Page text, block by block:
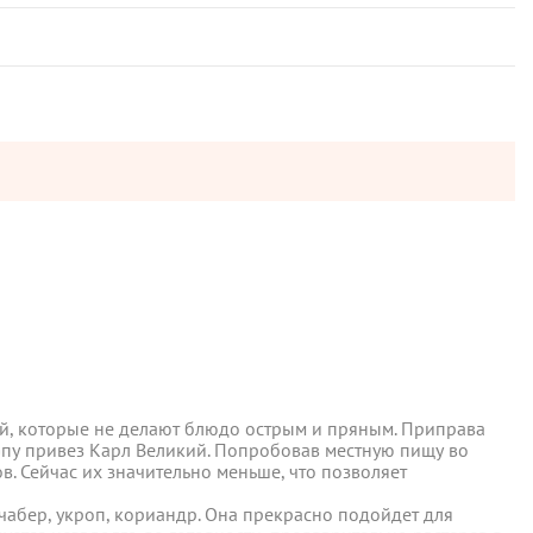
которые не делают блюдо острым и пряным. Приправа
привез Карл Великий. Попробовав местную пищу во
укроп, кориандр. Она прекрасно подойдет для
незадолго до готовности, предварительно растерев в
в понедельник, вторник и четверг. Отправка
которые не делают блюдо острым и пряным. Приправа
привез Карл Великий. Попробовав местную пищу во
Сейчас их значительно меньше, что позволяет
укроп, кориандр. Она прекрасно подойдет для